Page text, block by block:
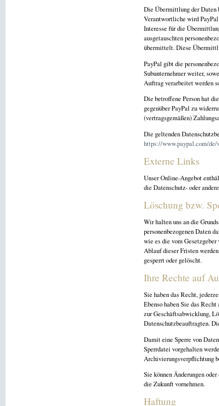
Die Übermittlung der Daten
Verantwortliche wird PayPal
Interesse für die
ausgetauschten
übermittelt. Diese
PayPal gibt die
Subunternehmer weiter,
Auftrag verarbeitet werden
Die betroffene Person hat
gegenüber PayPal zu
(vertragsgemäßen)
Die geltenden
https://www.paypal.com/
Externe Links
Unser Online-Angebot
die Datenschutz- oder
Löschung bzw.
Wir halten uns an die
personenbezogenen Daten
wie es die vom
Ablauf dieser Fristen
gesperrt oder gelöscht.
Ihre Rechte auf
Sie haben das Recht,
Ebenso haben Sie das
zur Geschäftsabwicklung,
Datenschutzbeauftragten.
Damit eine Sperre von
Sperrdatei vorgehalten
Archivierungsverpflichtung
Sie können Änderungen
die Zukunft vornehmen.
Haftung